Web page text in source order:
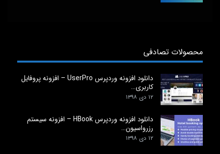
محصولات تصادفی
دانلود افزونه وردپرس UserPro – افزونه پروفایل
کاربری…
۱۲ دی ۱۳۹۸
دانلود افزونه وردپرس HBook – افزونه سیستم
رزرواسیون…
۱۲ دی ۱۳۹۸